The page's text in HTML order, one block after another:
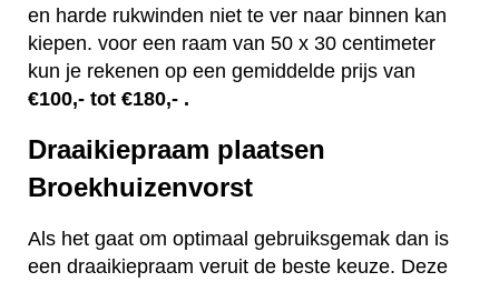
en harde rukwinden niet te ver naar binnen kan
kiepen. voor een raam van 50 x 30 centimeter
kun je rekenen op een gemiddelde prijs van
€100,- tot €180,- .
Draaikiepraam plaatsen
Broekhuizenvorst
Als het gaat om optimaal gebruiksgemak dan is
een draaikiepraam veruit de beste keuze. Deze